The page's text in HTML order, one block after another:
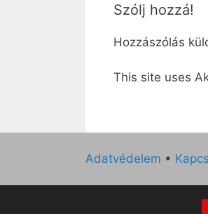
Szólj hozzá!
Hozzászólás
This site uses
Adatvédelem •